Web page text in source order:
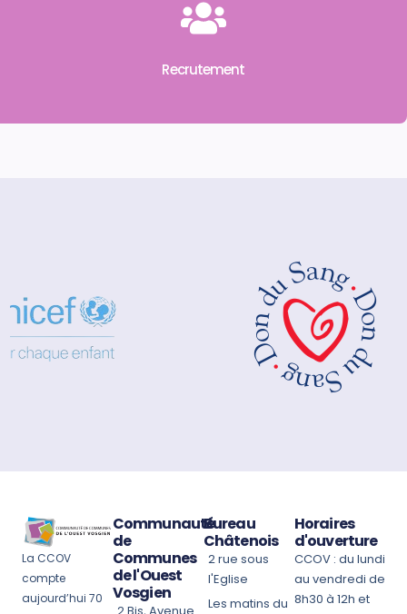
Recrutement
La CCOV
compte
aujourd’hui 70
Communauté
de
Communes
de l'Ouest
Vosgien
Bureau
Châtenois
2 rue sous
l'Eglise
Les matins du
Horaires
d'ouverture
CCOV : du lundi
au vendredi de
8h30 à 12h et